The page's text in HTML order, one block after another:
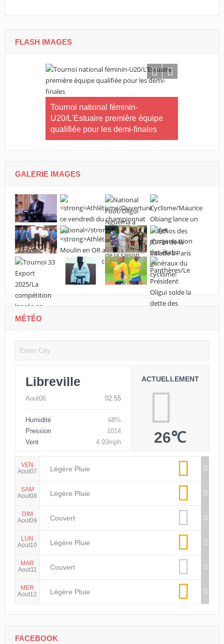
FLASH IMAGES
Tournoi national féminin-
U20/L’Estuaire première équipe
qualifiée pour les demi-finales
GALERIE IMAGES
MÉTÉO
Libreville
Aout06 02:55
Humidité
68%
Pression
1014
Vent
4.93mph
ACTUELLEMENT
26℃
VEN
Aout07
Légère Pluie
SAM
Aout08
Légère Pluie
DIM
Aout09
Couvert
LUN
Aout10
Légère Pluie
MAR
Aout11
Couvert
MER
Aout12
Légère Pluie
FACEBOOK